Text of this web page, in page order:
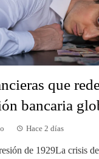
que
bancaria
Hace 2 días
de 1929La crisis